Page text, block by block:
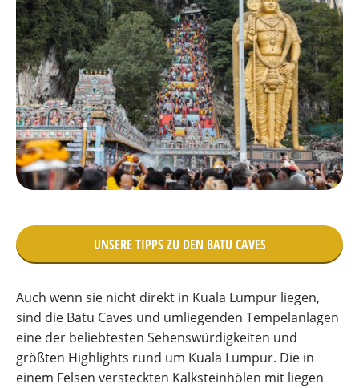
UNSERE TIPPS ZU DEN BATU CAVES
Auch wenn sie nicht direkt in Kuala Lumpur liegen,
sind die Batu Caves und umliegenden Tempelanlagen
eine der beliebtesten Sehenswürdigkeiten und
größten Highlights rund um Kuala Lumpur. Die in
einem Felsen versteckten Kalksteinhölen mit liegen